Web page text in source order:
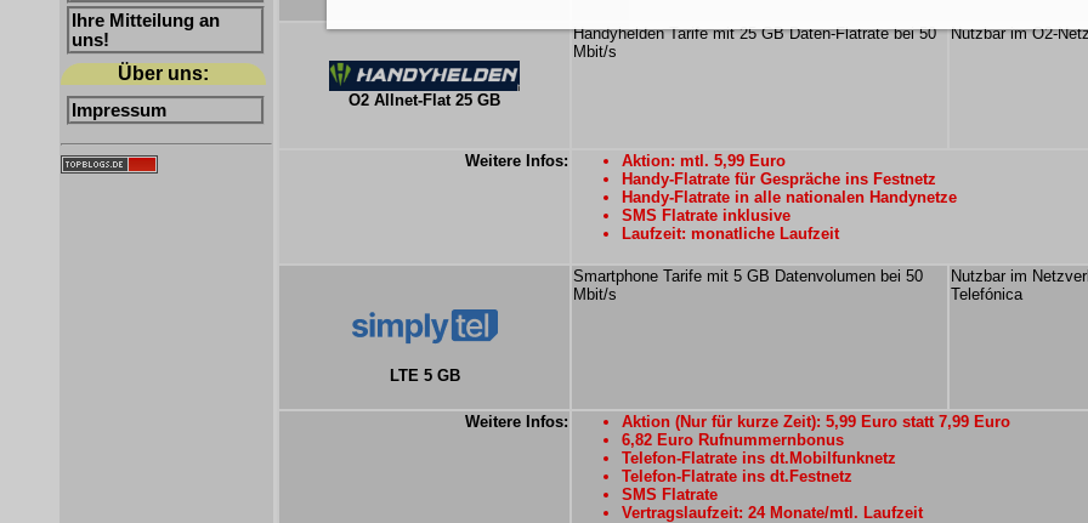
Ihre Mitteilung an
uns!
Über uns:
Impressum
O2 Allnet-Flat 25 GB
Handyhelden Tarife mit 25 GB Daten-Flatrate bei 50
Mbit/s
Nutzbar im O2-
Weitere Infos:
Aktion: mtl. 5,99 Euro
Handy-Flatrate für Gespräche ins Festnetz
Handy-Flatrate in alle nationalen Handynetze
SMS Flatrate inklusive
Laufzeit: monatliche Laufzeit
LTE 5 GB
Smartphone Tarife mit 5 GB Datenvolumen bei 50
Mbit/s
Nutzbar im
Telefónica
Weitere Infos:
Aktion (Nur für kurze Zeit): 5,99 Euro statt 7,99 Euro
6,82 Euro Rufnummernbonus
Telefon-Flatrate ins dt.Mobilfunknetz
Telefon-Flatrate ins dt.Festnetz
SMS Flatrate
Vertragslaufzeit: 24 Monate/mtl. Laufzeit